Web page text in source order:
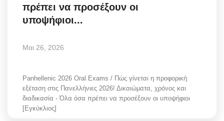
πρέπει να προσέξουν οι
υποψήφιοι...
Μαι 26, 2026
Panhellenic 2026 Oral Exams / Πώς γίνεται η προφορική
εξέταση στις Πανελλήνιες 2026! Δικαιώματα, χρόνος και
διαδικασία - Όλα όσα πρέπει να προσέξουν οι υποψήφιοι
[Εγκύκλιος]